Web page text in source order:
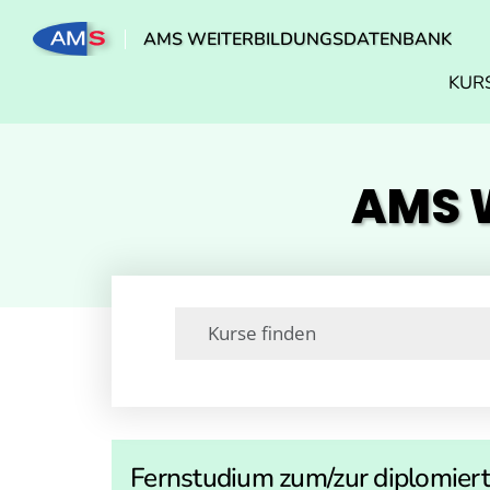
AMS WEITERBILDUNGSDATENBANK
AMS
Fernstudium zum/zur